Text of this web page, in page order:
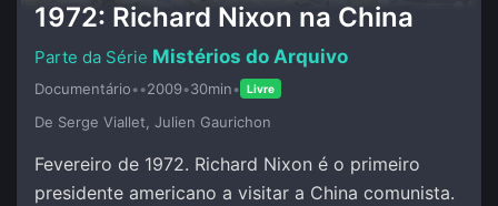
1972: Richard Nixon na China
Mistérios do Arquivo
Documentário••2009•30min• Livre
De Serge Viallet, Julien Gaurichon
Fevereiro de 1972. Richard Nixon é o primeiro
presidente americano a visitar a China comunista.